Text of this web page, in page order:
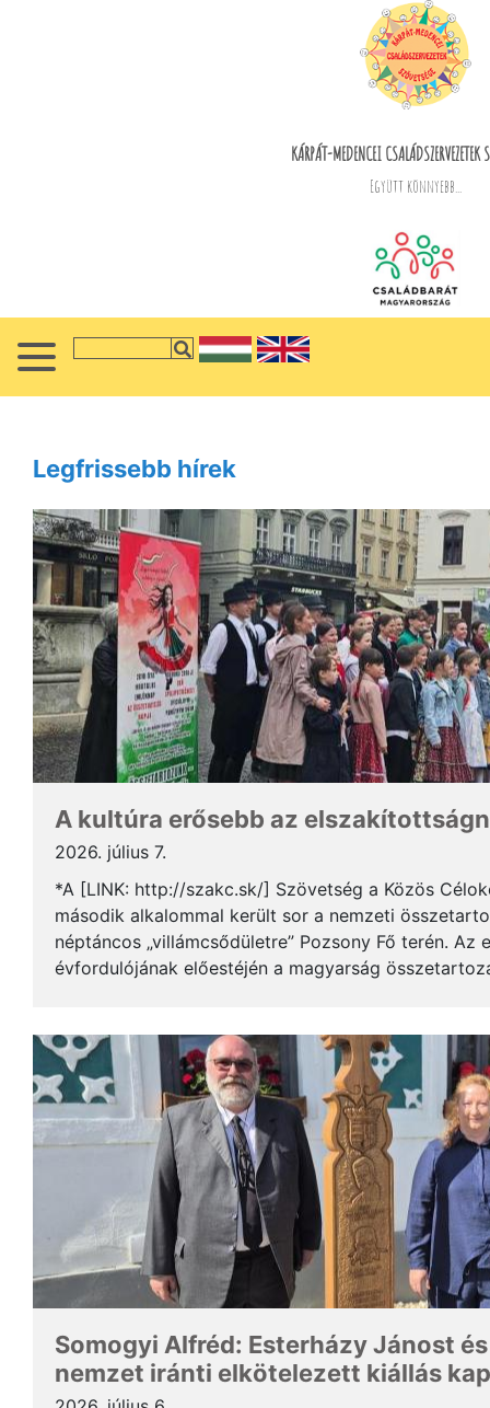
KÁRPÁT-MEDENCEI CSALÁDSZERVEZETEK
Együtt könnyebb...
Legfrissebb hírek
A kultúra erősebb az
2026. július 7.
*A [LINK: http://szakc.sk/] Szövetség a Közös
második alkalommal került sor a nemzeti
néptáncos „villámcsődületre” Pozsony Fő terén. Az
évfordulójának előestéjén a magyarság
Somogyi Alfréd: Esterházy Jánost
nemzet iránti elkötelezett kiállás